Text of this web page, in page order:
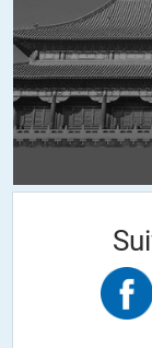
protégés ,
+6
lois-
inflation les
Certes cela
est le